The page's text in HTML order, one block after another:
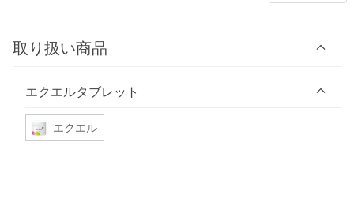
取り扱い商品
エクエルタブレット
エクエル